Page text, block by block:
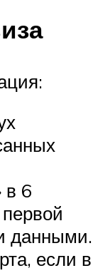
в 6
данными.
если в